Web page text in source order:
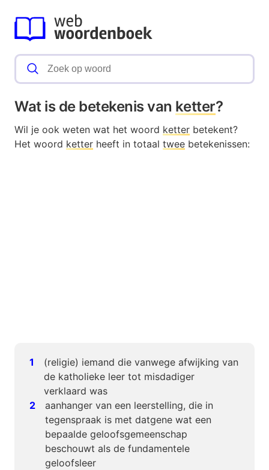
Wat is de betekenis van ketter?
Wil je ook weten wat het woord ketter betekent?
Het woord ketter heeft in totaal twee betekenissen:
(religie) iemand die vanwege afwijking van
de katholieke leer tot misdadiger
verklaard was
aanhanger van een leerstelling, die in
tegenspraak is met datgene wat een
bepaalde geloofsgemeenschap
beschouwt als de fundamentele
geloofsleer